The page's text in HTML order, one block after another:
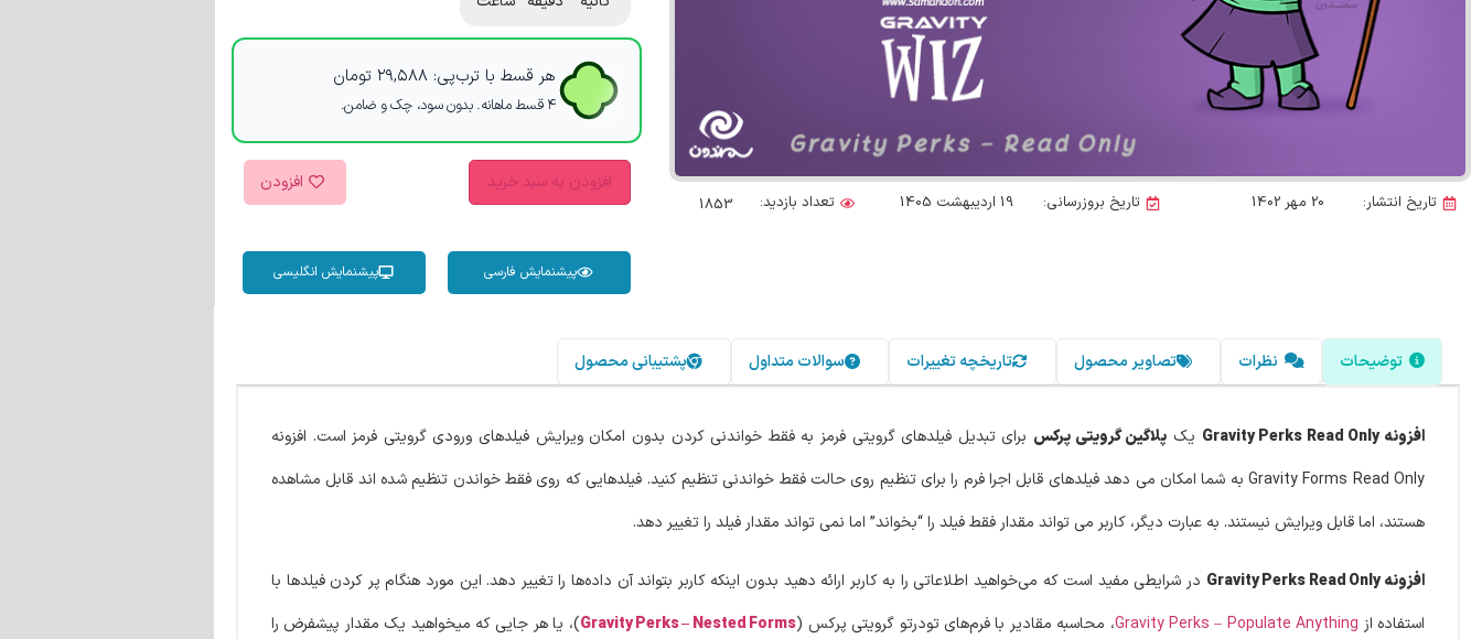
تاریخ انتشار: 20 مهر 1402 تاریخ بروزرسانی: 19 اردیبهشت 1405 تعداد بازدید: 1853
هر قسط با ترب‌پی:۲۹,۵۸۸ تومان
۴ قسط ماهانه. بدون سود، چک و ضامن.
افزودن به سبد خرید افزودن
پیشنمایش فارسی پیشنمایش انگلیسی
توضیحات نظرات تصاویر محصول تاریخچه تغییرات سوالات متداول پشتیبانی محصول
افزونه Gravity Perks Read Only یک پلاگین گرویتی پرکس برای تبدیل فیلدهای گرویتی فرمز به فقط خواندنی کردن بدون امکان ویرایش فیلدهای ورودی گرویتی فرمز است. افزونه
Gravity Forms Read Only به شما امکان می دهد فیلدهای قابل اجرا فرم را برای تنظیم روی حالت فقط خواندنی تنظیم کنید. فیلدهایی که روی فقط خواندن تنظیم شده اند قابل مشاهده
هستند، اما قابل ویرایش نیستند. به عبارت دیگر، کاربر می تواند مقدار فقط فیلد را “بخواند” اما نمی تواند مقدار فیلد را تغییر دهد.
افزونه Gravity Perks Read Only
در شرایطی مفید است که می‌خواهید اطلاعاتی را به کاربر ارائه دهید بدون اینکه کاربر بتواند آن داده‌ها را تغییر دهد. این مورد هنگام پر کردن فیلدها با
استفاده از Gravity Perks – Populate Anything، محاسبه مقادیر با فرم‌های تودرتو گرویتی پرکس (Gravity Perks – Nested Forms)، یا هر جایی که میخواهید یک مقدار پیشفرض را